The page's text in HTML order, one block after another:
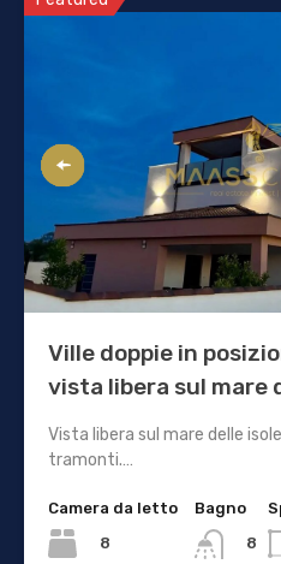
Ville doppie in
vista libera sul mare
Vista libera sul mare delle
tramonti.…
Camera da letto
8
Bagno
8